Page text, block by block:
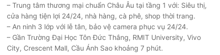
– Trung tâm thương mại chuẩn Châu Âu tại tầng 1 với: Siêu thị,
cửa hàng tiện lợi 24/24, nhà hàng, cà phê, shop thời trang.
– An ninh 3 lớp với lễ tân, bảo vệ camera phục vụ 24/24.
– Gần Trường Đại Học Tôn Đức Thắng, RMIT University, Vivo
City, Crescent Mall, Cầu Ánh Sao khoảng 7 phút.